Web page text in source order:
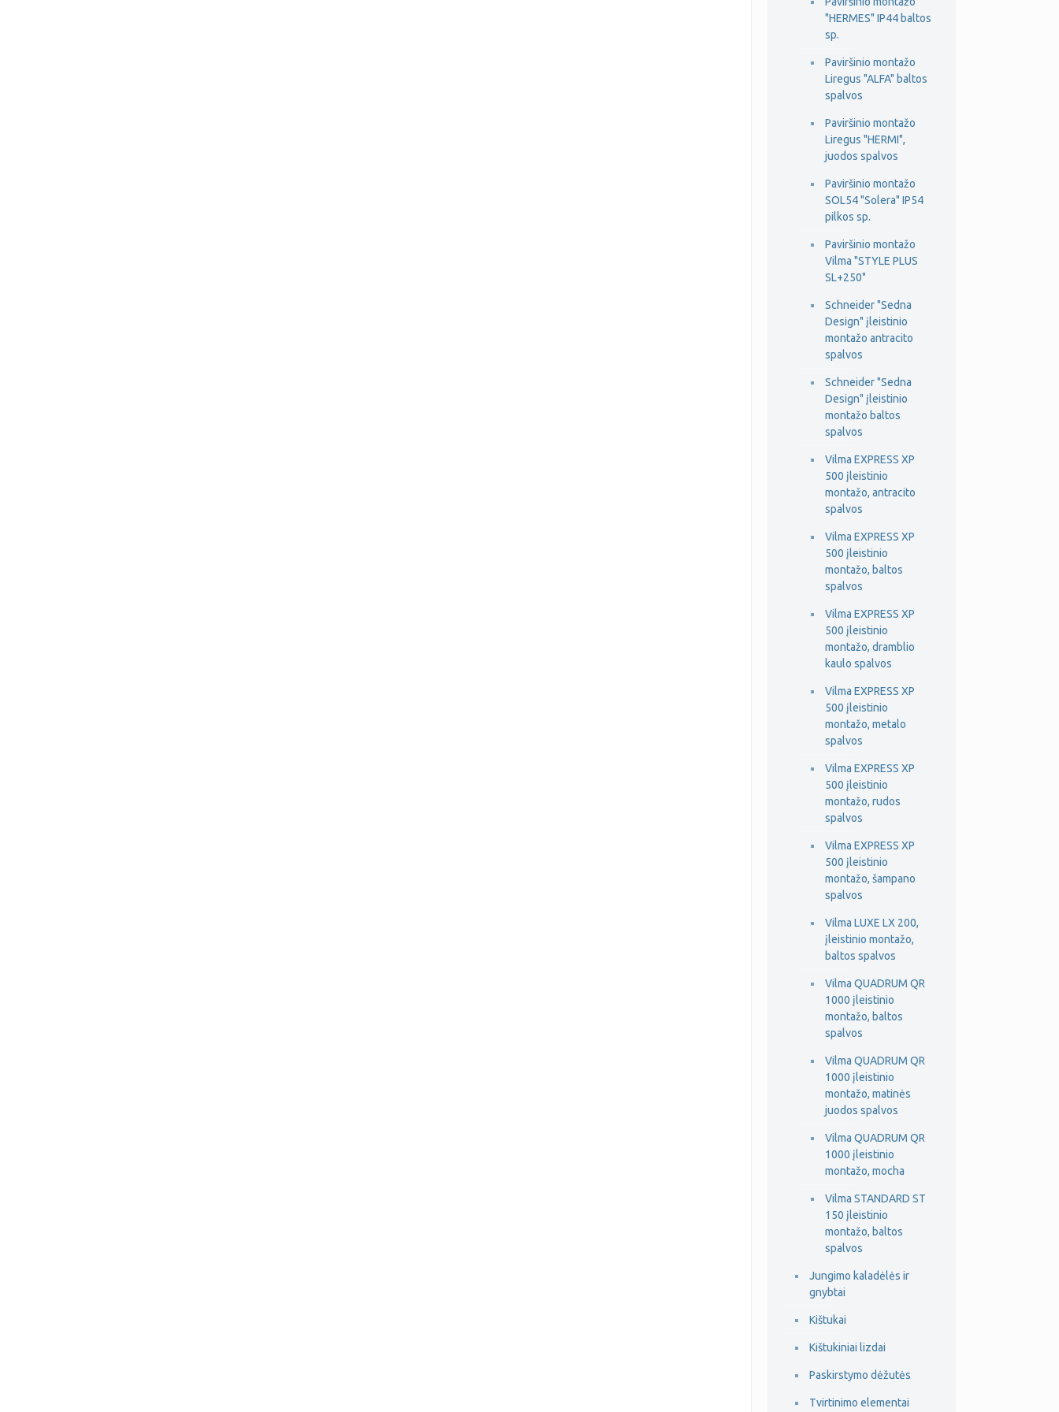
"HERMES" IP44 baltos
sp.
Paviršinio montažo
Liregus "ALFA" baltos
spalvos
Paviršinio montažo
Liregus "HERMI",
juodos spalvos
Paviršinio montažo
SOL54 "Solera" IP54
pilkos sp.
Paviršinio montažo
Vilma "STYLE PLUS
SL+250"
Schneider "Sedna
Design" įleistinio
montažo antracito
spalvos
Schneider "Sedna
Design" įleistinio
montažo baltos
spalvos
Vilma EXPRESS XP
500 įleistinio
montažo, antracito
spalvos
Vilma EXPRESS XP
500 įleistinio
montažo, baltos
spalvos
Vilma EXPRESS XP
500 įleistinio
montažo, dramblio
kaulo spalvos
Vilma EXPRESS XP
500 įleistinio
montažo, metalo
spalvos
Vilma EXPRESS XP
500 įleistinio
montažo, rudos
spalvos
Vilma EXPRESS XP
500 įleistinio
montažo, šampano
spalvos
Vilma LUXE LX 200,
įleistinio montažo,
baltos spalvos
Vilma QUADRUM QR
1000 įleistinio
montažo, baltos
spalvos
Vilma QUADRUM QR
1000 įleistinio
montažo, matinės
juodos spalvos
Vilma QUADRUM QR
1000 įleistinio
montažo, mocha
Vilma STANDARD ST
150 įleistinio
montažo, baltos
spalvos
Jungimo kaladėlės ir
gnybtai
Kištukai
Kištukiniai lizdai
Paskirstymo dėžutės
Tvirtinimo elementai